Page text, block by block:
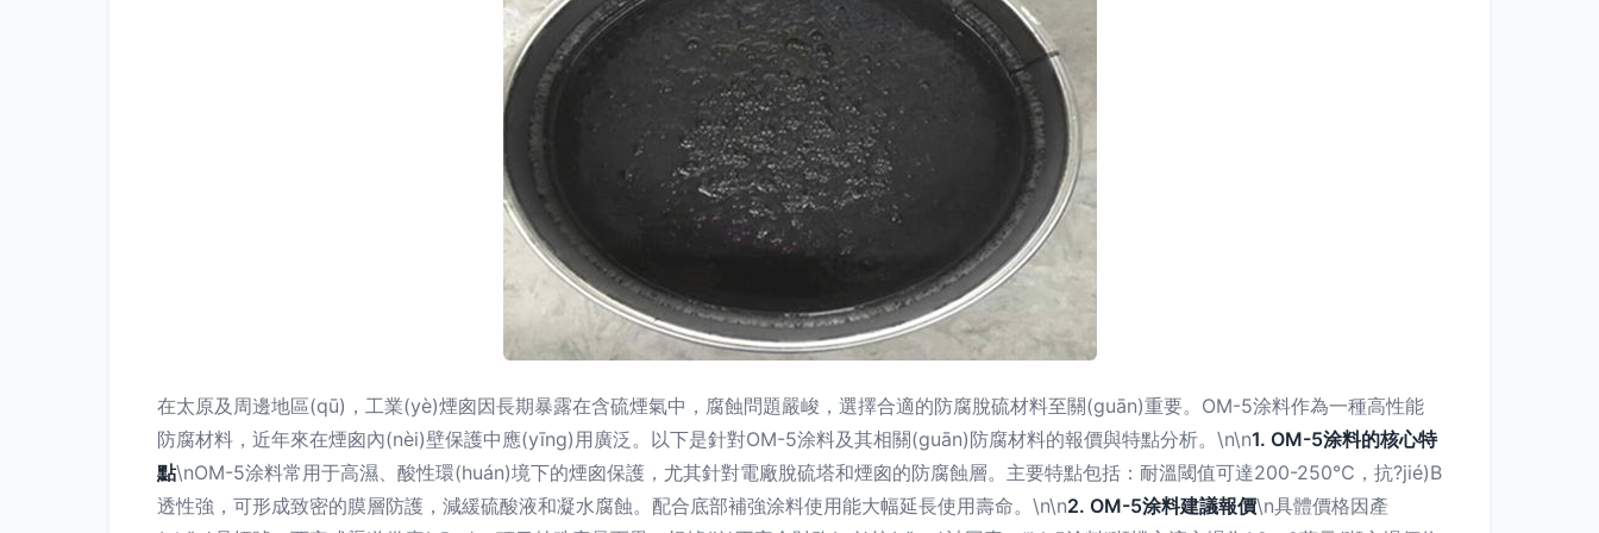
在太原及周邊地區(qū)，工業(yè)煙囪因長期暴露在含硫煙氣中，腐蝕問題嚴峻，選擇合適的防腐脫硫材料至關(guān)重要。OM-5涂料作為一種高性能
防腐材料，近年來在煙囪內(nèi)壁保護中應(yīng)用廣泛。以下是針對OM-5涂料及其相關(guān)防腐材料的報價與特點分析。\n\n1. OM-5涂料的核心特
點\nOM-5涂料常用于高濕、酸性環(huán)境下的煙囪保護，尤其針對電廠脫硫塔和煙囪的防腐蝕層。主要特點包括：耐溫閾值可達200-250℃，抗?jié)B
透性強，可形成致密的膜層防護，減緩硫酸液和凝水腐蝕。配合底部補強涂料使用能大幅延長使用壽命。\n\n2. OM-5涂料建議報價\n具體價格因產